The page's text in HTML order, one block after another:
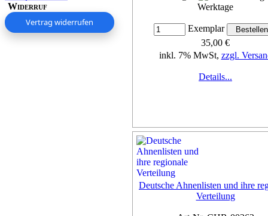
Widerruf
Vertrag widerrufen
Werktage
Exemplar
35,00 €
inkl. 7% MwSt, zzgl.
Details...
Deutsche Ahnenlisten und ihre
Verteilung